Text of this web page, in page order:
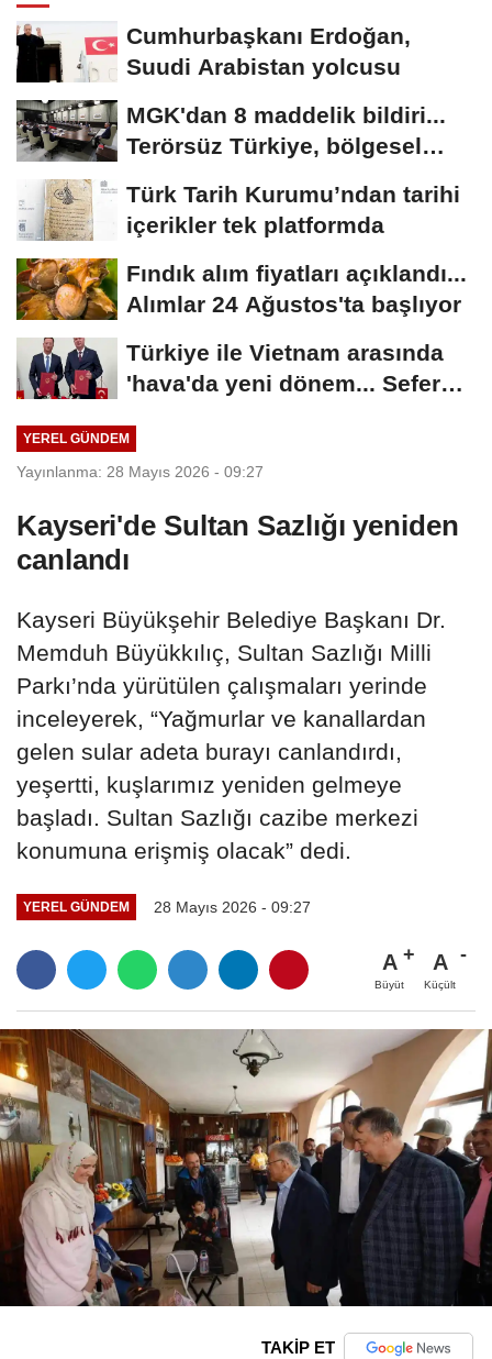
Cumhurbaşkanı Erdoğan,
Suudi Arabistan yolcusu
MGK'dan 8 maddelik bildiri...
Terörsüz Türkiye, bölgesel
Türk Tarih Kurumu’ndan tarihi
içerikler tek platformda
Fındık alım fiyatları açıklandı...
Alımlar 24 Ağustos'ta başlıyor
Türkiye ile Vietnam arasında
'hava'da yeni dönem... Sefer
YEREL GÜNDEM
Yayınlanma: 28 Mayıs 2026 - 09:27
Kayseri'de Sultan Sazlığı yeniden
canlandı
Kayseri Büyükşehir Belediye Başkanı Dr.
Memduh Büyükkılıç, Sultan Sazlığı Milli
Parkı’nda yürütülen çalışmaları yerinde
inceleyerek, “Yağmurlar ve kanallardan
gelen sular adeta burayı canlandırdı,
yeşertti, kuşlarımız yeniden gelmeye
başladı. Sultan Sazlığı cazibe merkezi
konumuna erişmiş olacak” dedi.
YEREL GÜNDEM 28 Mayıs 2026 - 09:27
A
Büyüt
A
Küçült
TAKİP ET